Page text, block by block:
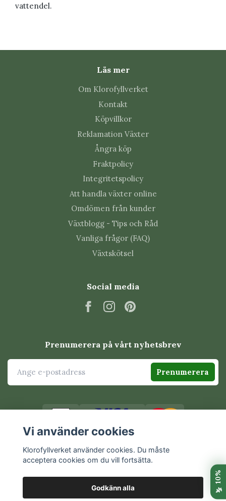
vattendel.
Läs mer
Om Klorofyllverket
Kontakt
Köpvillkor
Reklamation Växter
Ångra köp
Fraktpolicy
Integritetspolicy
Att handla växter online
Omdömen från kunder
Växtblogg - Tips och Råd
Vanliga frågor (FAQ)
Växtskötsel
Social media
Prenumerera på vårt nyhetsbrev
Prenumerera
© 2026 Klorofyllverket
Vi använder cookies
Klorofyllverket använder cookies. Du måste
acceptera cookies om du vill fortsätta.
Godkänn alla